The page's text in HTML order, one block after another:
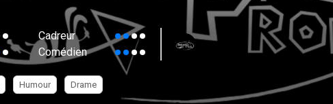
Cadreur
Comédien
Humour Drame